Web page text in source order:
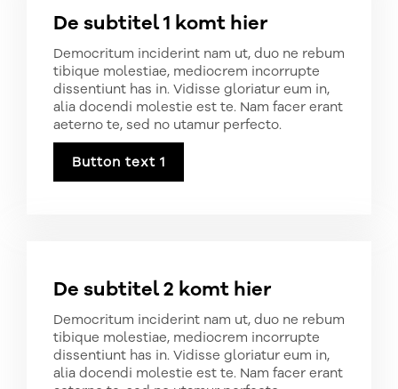
De subtitel 1 komt hier
Democritum inciderint nam ut, duo ne rebum
tibique molestiae, mediocrem incorrupte
dissentiunt has in. Vidisse gloriatur eum in,
alia docendi molestie est te. Nam facer erant
aeterno te, sed no utamur perfecto.
Button text 1
De subtitel 2 komt hier
Democritum inciderint nam ut, duo ne rebum
tibique molestiae, mediocrem incorrupte
dissentiunt has in. Vidisse gloriatur eum in,
alia docendi molestie est te. Nam facer erant